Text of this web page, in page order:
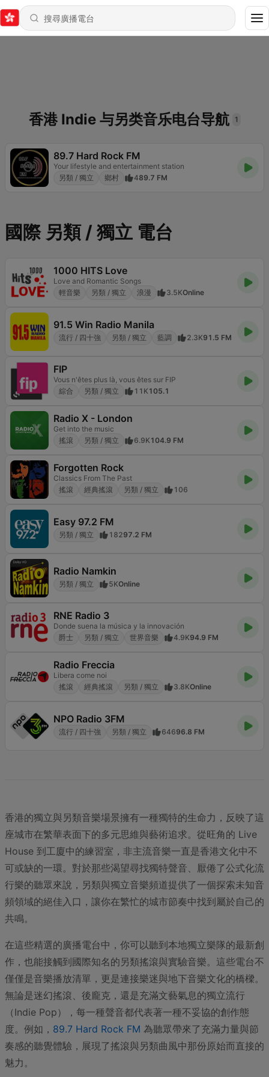
香港 Indie 与另类音乐电台导航 1
89.7 Hard Rock FM
Your lifestyle and entertainment station
另類 / 獨立
鄉村 489.7 FM
國際 另類 / 獨立 電台
1000 HITS Love
Love and Romantic Songs
輕音樂
另類 / 獨立 浪漫 3.5KOnline
91.5 Win Radio Manila
流行 / 四十強 另類 / 獨立 藍調 2.3K91.5 FM
FIP
Vous n'êtes plus là, vous êtes sur FIP
綜合
另類 / 獨立 11K105.1
Radio X - London
Get into the music
搖滾
另類 / 獨立 6.9K104.9 FM
Forgotten Rock
Classics From The Past
搖滾
經典搖滾 另類 / 獨立 106
Easy 97.2 FM
另類 / 獨立 18297.2 FM
Radio Namkin
另類 / 獨立 5KOnline
RNE Radio 3
Donde suena la música y la innovación
爵士
另類 / 獨立 世界音樂 4.9K94.9 FM
Radio Freccia
Libera come noi
搖滾
經典搖滾 另類 / 獨立 3.8KOnline
NPO Radio 3FM
流行 / 四十強 另類 / 獨立 64696.8 FM
香港的獨立與另類音樂場景擁有一種獨特的生命力，反映了這
座城市在繁華表面下的多元思維與藝術追求。從旺角的 Live
House 到工廈中的練習室，非主流音樂一直是香港文化中不
可或缺的一環。對於那些渴望尋找獨特聲音、厭倦了公式化流
行樂的聽眾來說，另類與獨立音樂頻道提供了一個探索未知音
頻領域的絕佳入口，讓你在繁忙的城市節奏中找到屬於自己的
共鳴。
在這些精選的廣播電台中，你可以聽到本地獨立樂隊的最新創
作，也能接觸到國際知名的另類搖滾與實驗音樂。這些電台不
僅僅是音樂播放清單，更是連接樂迷與地下音樂文化的橋樑。
無論是迷幻搖滾、後龐克，還是充滿文藝氣息的獨立流行
（Indie Pop），每一種聲音都代表著一種不妥協的創作態
度。例如， 89.7 Hard Rock FM 為聽眾帶來了充滿力量與節
奏感的聽覺體驗，展現了搖滾與另類曲風中那份原始而直接的
魅力。